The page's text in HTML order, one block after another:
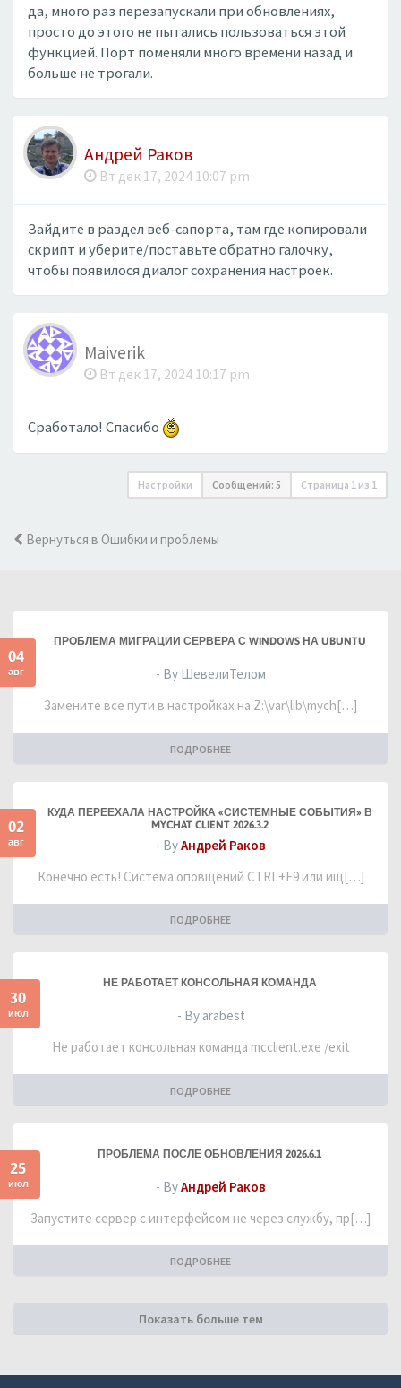
да, много раз перезапускали при обновлениях,
просто до этого не пытались пользоваться этой
функцией. Порт поменяли много времени назад и
больше не трогали.
Андрей Раков
Вт дек 17, 2024 10:07 pm
Зайдите в раздел веб-сапорта, там где копировали
скрипт и уберите/поставьте обратно галочку,
чтобы появилося диалог сохранения настроек.
Maiverik
Вт дек 17, 2024 10:17 pm
Сработало! Спасибо
Настройки Сообщений: 5 Страница 1 из 1
Вернуться в Ошибки и проблемы
04
авг
ПРОБЛЕМА МИГРАЦИИ СЕРВЕРА С WINDOWS НА UBUNTU
- By ШевелиТелом
Замените все пути в настройках на Z:\var\lib\mych[…]
ПОДРОБНЕЕ
02
авг
КУДА ПЕРЕЕХАЛА НАСТРОЙКА «СИСТЕМНЫЕ СОБЫТИЯ» В
MYCHAT CLIENT 2026.3.2
- ByАндрей Раков
Конечно есть! Система оповщений CTRL+F9 или ищ[…]
ПОДРОБНЕЕ
30
июл
НЕ РАБОТАЕТ КОНСОЛЬНАЯ КОМАНДА
- By arabest
Не работает консольная команда mcclient.exe /exit
ПОДРОБНЕЕ
25
июл
ПРОБЛЕМА ПОСЛЕ ОБНОВЛЕНИЯ 2026.6.1
- ByАндрей Раков
Запустите сервер с интерфейсом не через службу, пр[…]
ПОДРОБНЕЕ
Показать больше тем